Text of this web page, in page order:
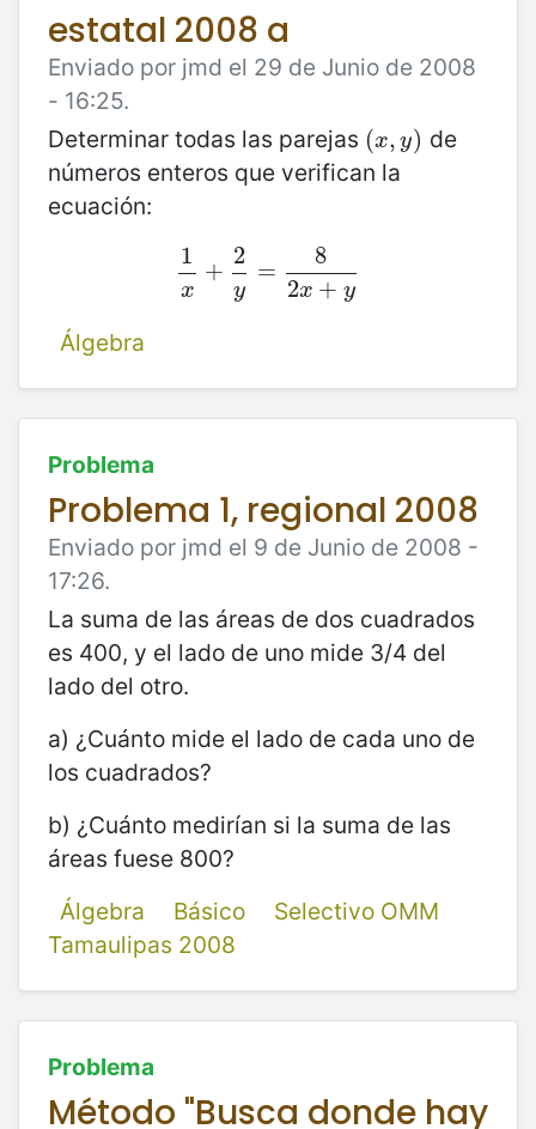
estatal 2008 a
Enviado por jmd el 29 de Junio de 2008
- 16:25.
Determinar todas las parejas (x, y)
(x,y)
de
números enteros que verifican la
ecuación:
1
x
+
2
y
=
8
2x + y
1 x+ 2y =82x+y
Álgebra
Problema
Problema 1, regional 2008
Enviado por jmd el 9 de Junio de 2008 -
17:26.
La suma de las áreas de dos cuadrados
es 400, y el lado de uno mide 3/4 del
lado del otro.
a) ¿Cuánto mide el lado de cada uno de
los cuadrados?
b) ¿Cuánto medirían si la suma de las
áreas fuese 800?
Álgebra
Básico
Selectivo OMM
Tamaulipas 2008
Problema
Método "Busca donde hay